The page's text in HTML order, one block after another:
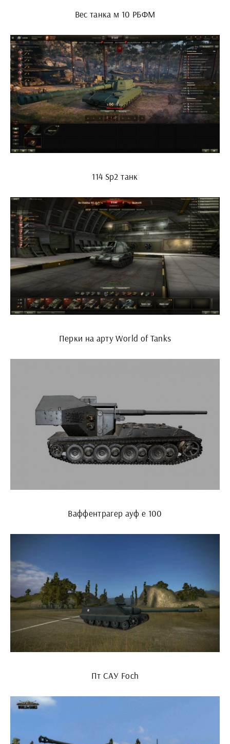
Вес танка м 10 РБФМ
114 Sp2 танк
Перки на арту World of Tanks
Ваффентрагер ауф е 100
Пт САУ Foch